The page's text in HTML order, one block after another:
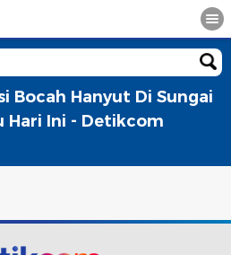
Bocah Hanyut Di Sungai
Hari Ini - Detikcom